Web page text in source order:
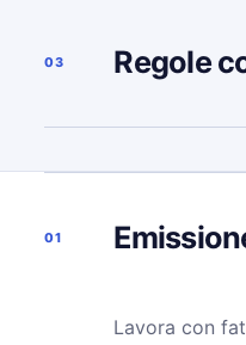
03 Regole
01
Lavora con